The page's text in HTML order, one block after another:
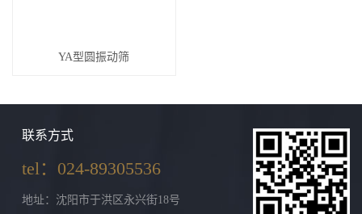
YA型圆振动筛
联系方式
tel：024-89305536
地址：沈阳市于洪区永兴街18号